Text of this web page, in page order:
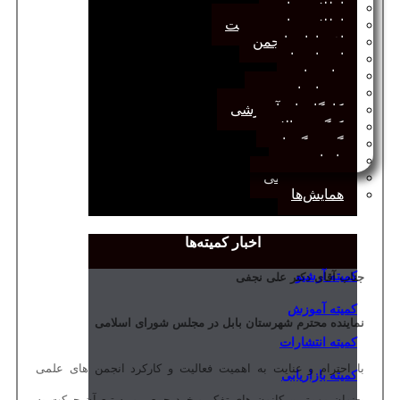
اطلاعیه‌ها
اطلاعیه‌های عضویت
افتخارات انجمن
انتصاب‌ها
بیانیه‌ها
رویدادهای مهم
کارگاه‌های آموزشی
کنگره سالانه
گفت‌وگوها
یادداشت
مجمع عمومی
همایش‌ها
اخبار کمیته‌ها
کمیته آرشیو
کمیته آموزش
کمیته انتشارات
کمیته بازاریابی
جناب آقای دکتر علی نجفی
نماینده محترم شهرستان بابل در مجلس شورای اسلامی
با احترام و عنایت به اهمیت فعالیت و کارکرد انجمن های علمی